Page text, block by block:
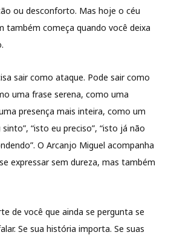
ou desconforto. Mas hoje o céu
também começa quando você deixa
sair como ataque. Pode sair como
uma frase serena, como uma
presença mais inteira, como um
“isto eu preciso”, “isto já não
O Arcanjo Miguel acompanha
expressar sem dureza, mas também
de você que ainda se pergunta se
Se sua história importa. Se suas